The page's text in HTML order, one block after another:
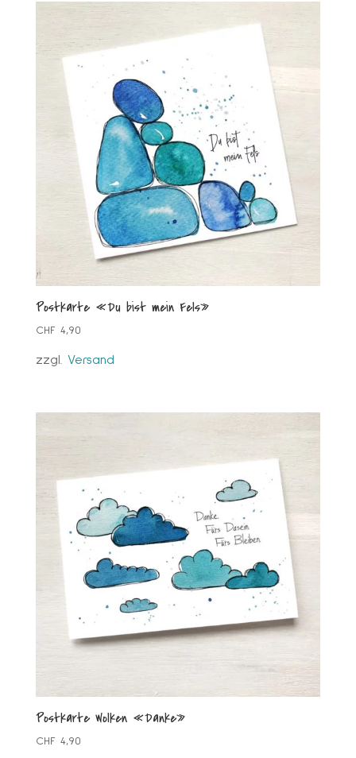
Postkarte «Du bist mein Fels»
CHF 4,90
zzgl. Versand
Postkarte Wolken «Danke»
CHF 4,90